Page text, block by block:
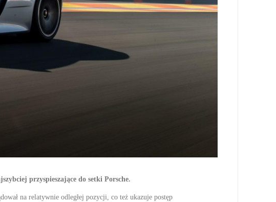
przyspieszające do setki Porsche.
na relatywnie odległej pozycji, co też ukazuje postęp